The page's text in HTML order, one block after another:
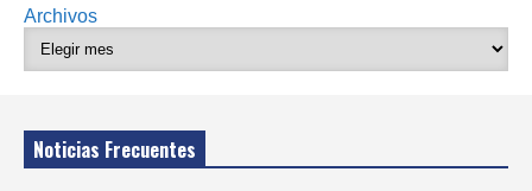
Archivos
Noticias Frecuentes